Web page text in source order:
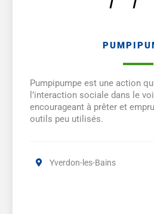
Pumpipumpe est une action
l’interaction sociale dans le
encourageant à prêter et
outils peu utilisés.
Yverdon-les-Bains